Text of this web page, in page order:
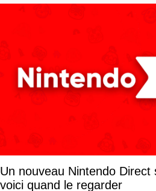
Un nouveau Nintendo Direct
voici quand le regarder